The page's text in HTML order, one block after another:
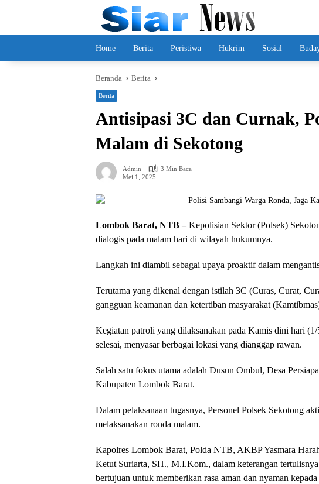
Home Berita Peristiwa Hukrim Sosial
Beranda Berita
Berita
Antisipasi 3C dan Curnak,
Malam di Sekotong
Admin
3 Min Baca
Mei 1, 2025
Lombok Barat, NTB –Kepolisian Sektor (Polsek)
dialogis pada malam hari di wilayah hukumnya.
Langkah ini diambil sebagai upaya proaktif dalam
Terutama yang dikenal dengan istilah 3C (Curas, Curat,
gangguan keamanan dan ketertiban masyarakat
Kegiatan patroli yang dilaksanakan pada Kamis dini hari
selesai, menyasar berbagai lokasi yang dianggap rawan.
Salah satu fokus utama adalah Dusun Ombul, Desa
Kabupaten Lombok Barat.
Dalam pelaksanaan tugasnya, Personel Polsek Sekotong
melaksanakan ronda malam.
Kapolres Lombok Barat, Polda NTB, AKBP Yasmara
Ketut Suriarta, SH., M.I.Kom., dalam keterangan
bertujuan untuk memberikan rasa aman dan nyaman